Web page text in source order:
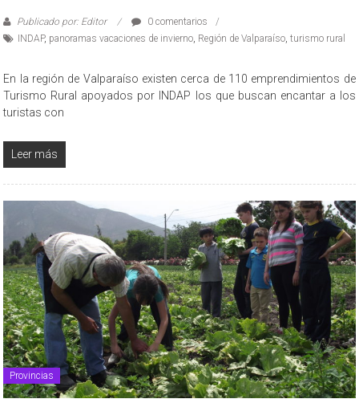
Publicado por: Editor
0 comentarios
INDAP, panoramas vacaciones de invierno, Región de Valparaíso,turismo rural
En la región de Valparaíso existen cerca de 110 emprendimientos de
Turismo Rural apoyados por INDAP los que buscan encantar a los
turistas con
Leer más
Provincias